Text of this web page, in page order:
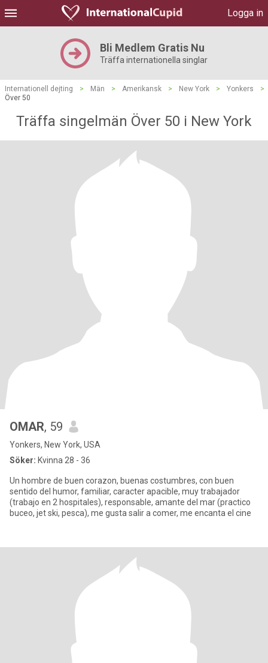
Logga in
Bli Medlem Gratis Nu
Träffa internationella singlar
Internationell dejting > Män > Amerikansk > New York > Yonkers
>
Över 50
Träffa singelmän Över 50 i New York
OMAR, 59
Yonkers, New York, USA
Söker: Kvinna 28 - 36
Un hombre de buen corazon, buenas costumbres, con buen
sentido del humor, familiar, caracter apacible, muy trabajador
(trabajo en 2 hospitales), responsable, amante del mar (practico
buceo, jet ski, pesca), me gusta salir a comer, me encanta el cine